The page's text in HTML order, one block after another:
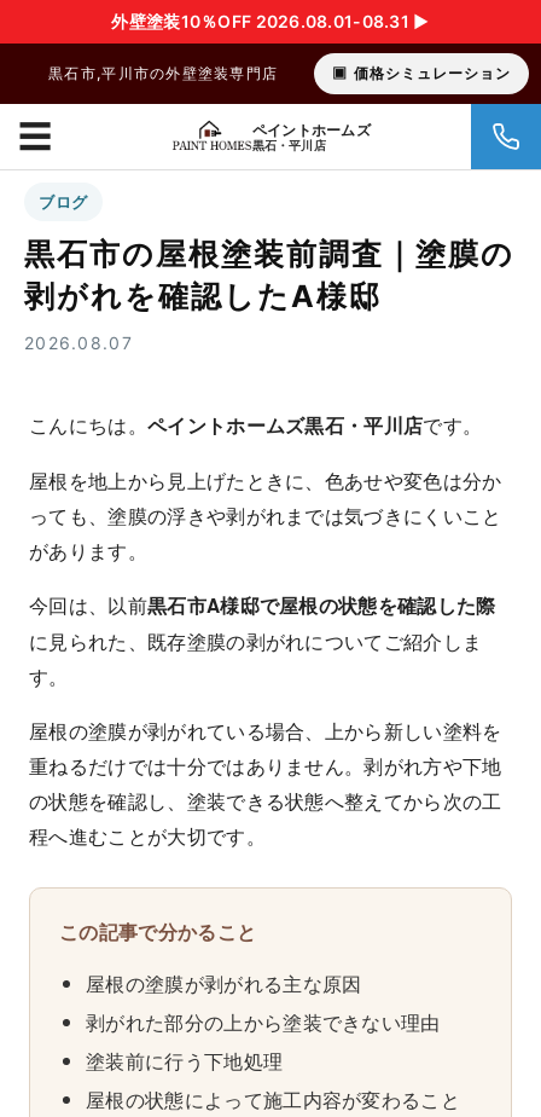
外壁塗装10％OFF 2026.08.01-08.31 ▶︎
黒石市,平川市の外壁塗装専門店 価格シミュレーション
ペイントホームズ
黒石・平川店
☰
ブログ
黒石市の屋根塗装前調査｜塗膜の
剥がれを確認したA様邸
2026.08.07
こんにちは。 ペイントホームズ黒石・平川店です。
屋根を地上から見上げたときに、色あせや変色は分か
っても、塗膜の浮きや剥がれまでは気づきにくいこと
があります。
今回は、以前黒石市A様邸で屋根の状態を確認した際
に見られた、既存塗膜の剥がれについてご紹介しま
す。
屋根の塗膜が剥がれている場合、上から新しい塗料を
重ねるだけでは十分ではありません。剥がれ方や下地
の状態を確認し、塗装できる状態へ整えてから次の工
程へ進むことが大切です。
この記事で分かること
屋根の塗膜が剥がれる主な原因
剥がれた部分の上から塗装できない理由
塗装前に行う下地処理
屋根の状態によって施工内容が変わること